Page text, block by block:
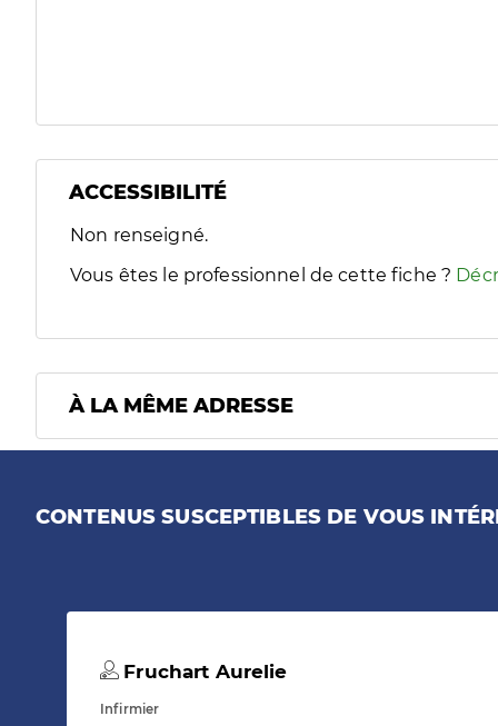
ACCESSIBILITÉ
Filtres
Sélectionnez un ou plusieurs handicaps/besoins
Non renseigné.
Vous êtes le professionnel de cette fiche ?
À LA MÊME ADRESSE
CONTENUS SUSCEPTIBLES DE VOUS
Fruchart Aurelie
Infirmier